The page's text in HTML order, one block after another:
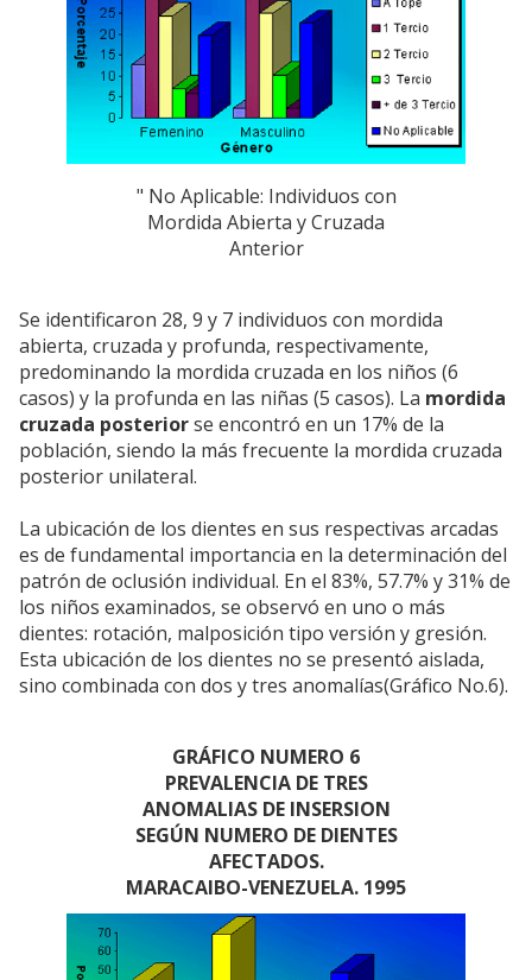
" No Aplicable: Individuos con
Mordida Abierta y Cruzada
Anterior
Se identificaron 28, 9 y 7 individuos con mordida
abierta, cruzada y profunda, respectivamente,
predominando la mordida cruzada en los niños (6
casos) y la profunda en las niñas (5 casos). La mordida
cruzada posteriorse encontró en un 17% de la
población, siendo la más frecuente la mordida cruzada
posterior unilateral.
La ubicación de los dientes en sus respectivas arcadas
es de fundamental importancia en la determinación del
patrón de oclusión individual. En el 83%, 57.7% y 31% de
los niños examinados, se observó en uno o más
dientes: rotación, malposición tipo versión y gresión.
Esta ubicación de los dientes no se presentó aislada,
sino combinada con dos y tres anomalías(Gráfico No.6).
GRÁFICO NUMERO 6
PREVALENCIA DE TRES
ANOMALIAS DE INSERSION
SEGÚN NUMERO DE DIENTES
AFECTADOS.
MARACAIBO-VENEZUELA. 1995